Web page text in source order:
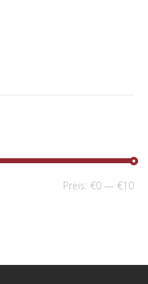
Preis: €0 — €10